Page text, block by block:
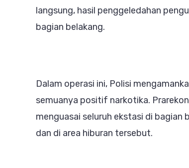
langsung, hasil penggeledahan
bagian belakang.
Dalam operasi ini, Polisi
semuanya positif narkotika.
menguasai seluruh ekstasi di bagian
dan di area hiburan tersebut.